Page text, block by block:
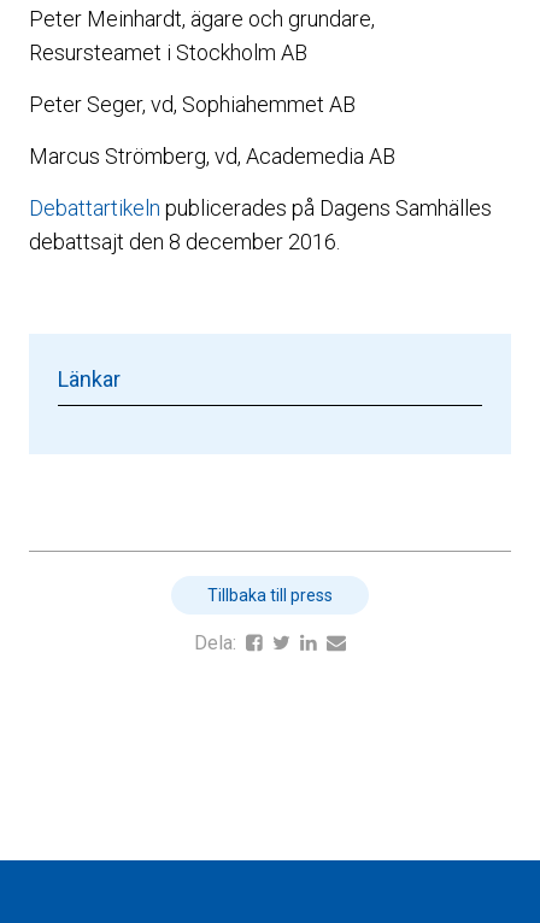
Peter Meinhardt, ägare och grundare,
Resursteamet i Stockholm AB
Peter Seger, vd, Sophiahemmet AB
Marcus Strömberg, vd, Academedia AB
Debattartikeln publicerades på Dagens Samhälles
debattsajt den 8 december 2016.
Länkar
Tillbaka till press
Dela: